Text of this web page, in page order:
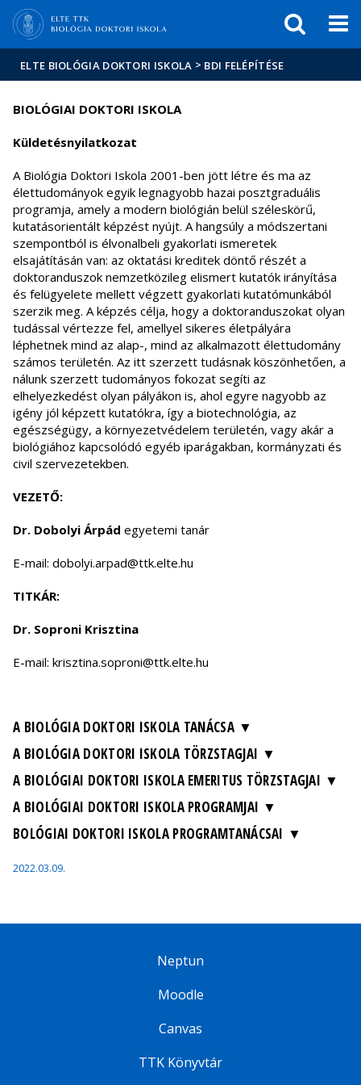
sajtóban
ELTE BIOLÓGIA DOKTORI ISKOLA > BDI FELÉPÍTÉSE
BIOLÓGIAI DOKTORI ISKOLA
Küldetésnyilatkozat
A Biológia Doktori Iskola 2001-ben jött létre és ma az
élettudományok egyik legnagyobb hazai posztgraduális
programja, amely a modern biológián belül széleskörű,
kutatásorientált képzést nyújt. A hangsúly a módszertani
szempontból is élvonalbeli gyakorlati ismeretek
elsajátításán van: az oktatási kreditek döntő részét a
doktoranduszok nemzetközileg elismert kutatók irányítása
és felügyelete mellett végzett gyakorlati kutatómunkából
szerzik meg. A képzés célja, hogy a doktoranduszokat olyan
tudással vértezze fel, amellyel sikeres életpályára
léphetnek mind az alap-, mind az alkalmazott élettudomány
számos területén. Az itt szerzett tudásnak köszönhetően, a
nálunk szerzett tudományos fokozat segíti az
elhelyezkedést olyan pályákon is, ahol egyre nagyobb az
igény jól képzett kutatókra, így a biotechnológia, az
egészségügy, a környezetvédelem területén, vagy akár a
biológiához kapcsolódó egyéb iparágakban, kormányzati és
civil szervezetekben.
VEZETŐ:
Dr. Dobolyi Árpád egyetemi tanár
E-mail: dobolyi.arpad@ttk.elte.hu
TITKÁR:
Dr. Soproni Krisztina
E-mail: krisztina.soproni@ttk.elte.hu
A BIOLÓGIA DOKTORI ISKOLA TANÁCSA
A BIOLÓGIA DOKTORI ISKOLA TÖRZSTAGJAI
A BIOLÓGIAI DOKTORI ISKOLA EMERITUS TÖRZSTAGJAI
A BIOLÓGIAI DOKTORI ISKOLA PROGRAMJAI
BOLÓGIAI DOKTORI ISKOLA PROGRAMTANÁCSAI
2022.03.09.
Neptun
Moodle
Canvas
TTK Könyvtár